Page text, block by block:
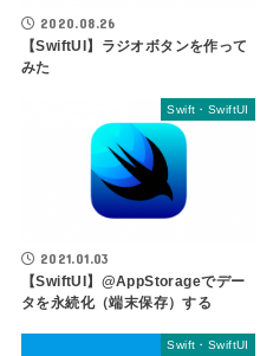
2020.08.26
【SwiftUI】ラジオボタンを作って
みた
Swift・SwiftUI
2021.01.03
【SwiftUI】@AppStorageでデー
タを永続化（端末保存）する
Swift・SwiftUI